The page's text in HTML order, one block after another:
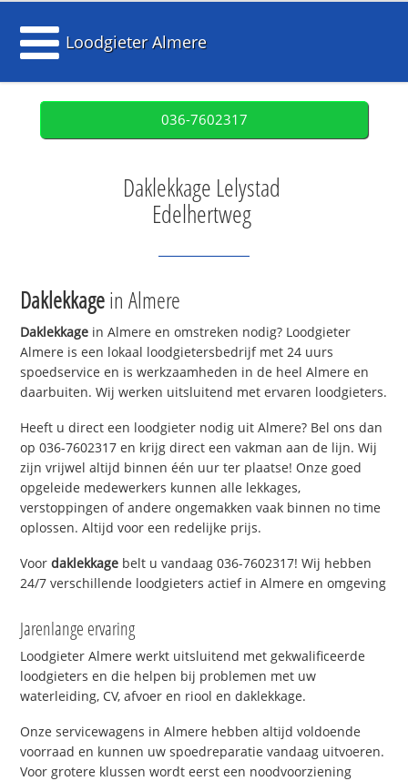
Loodgieter Almere
036-7602317
Daklekkage Lelystad
Edelhertweg
Daklekkagein Almere
Daklekkage in Almere en omstreken nodig? Loodgieter
Almere is een lokaal loodgietersbedrijf met 24 uurs
spoedservice en is werkzaamheden in de heel Almere en
daarbuiten. Wij werken uitsluitend met ervaren loodgieters.
Heeft u direct een loodgieter nodig uit Almere? Bel ons dan
op 036-7602317 en krijg direct een vakman aan de lijn. Wij
zijn vrijwel altijd binnen één uur ter plaatse! Onze goed
opgeleide medewerkers kunnen alle lekkages,
verstoppingen of andere ongemakken vaak binnen no time
oplossen. Altijd voor een redelijke prijs.
Voordaklekkage belt u vandaag 036-7602317! Wij hebben
24/7 verschillende loodgieters actief in Almere en omgeving
Jarenlange ervaring
Loodgieter Almere werkt uitsluitend met gekwalificeerde
loodgieters en die helpen bij problemen met uw
waterleiding, CV, afvoer en riool en daklekkage.
Onze servicewagens in Almere hebben altijd voldoende
voorraad en kunnen uw spoedreparatie vandaag uitvoeren.
Voor grotere klussen wordt eerst een noodvoorziening